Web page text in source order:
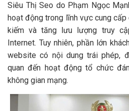
Siêu Thị Seo do Phạm Ngọc
hoạt động trong lĩnh vực cung
kiếm và tăng lưu lượng truy
Internet. Tuy nhiên, phần lớn
website có nội dung trái phép,
quan đến hoạt động tổ chức
không gian mạng.